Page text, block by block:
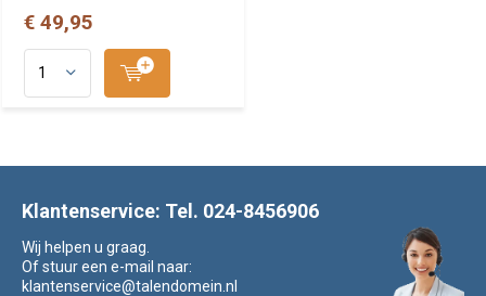
€ 49,95
Klantenservice: Tel. 024-8456906
Wij helpen u graag.
Of stuur een e-mail naar:
klantenservice@talendomein.nl